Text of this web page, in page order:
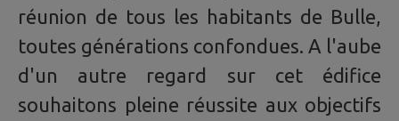
réunion de tous les habitants de Bulle,
toutes générations confondues. A l'aube
d'un autre regard sur cet édifice
souhaitons pleine réussite aux objectifs